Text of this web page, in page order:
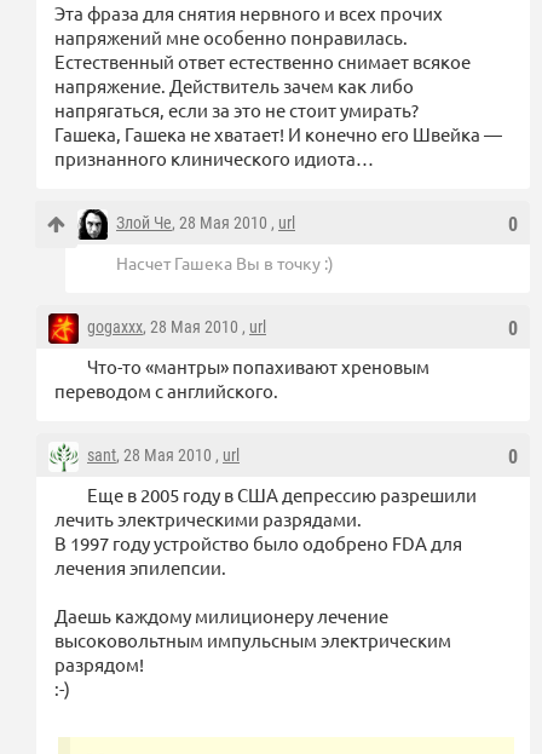
Эта фраза для снятия нервного и всех прочих
напряжений мне особенно понравилась.
Естественный ответ естественно снимает всякое
напряжение. Действитель зачем как либо
напрягаться, если за это не стоит умирать?
Гашека, Гашека не хватает! И конечно его Швейка —
признанного клинического идиота…
0
Злой Че, 28 Мая 2010 , url
Насчет Гашека Вы в точку :)
0
gogaxxx, 28 Мая 2010 , url
Что-то «мантры» попахивают хреновым
переводом с английского.
0
sant, 28 Мая 2010 , url
Еще в 2005 году в США депрессию разрешили
лечить электрическими разрядами.
В 1997 году устройство было одобрено FDA для
лечения эпилепсии.
Даешь каждому милиционеру лечение
высоковольтным импульсным электрическим
разрядом!
:-)